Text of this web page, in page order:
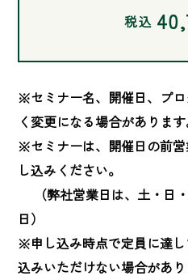
税込
※セミナー名、開催日、プ
く変更になる場合があります
※セミナーは、開催日の前
し込みください。
（弊社営業日は、土・日
日）
※申し込み時点で定員に達
込みいただけない場合があり